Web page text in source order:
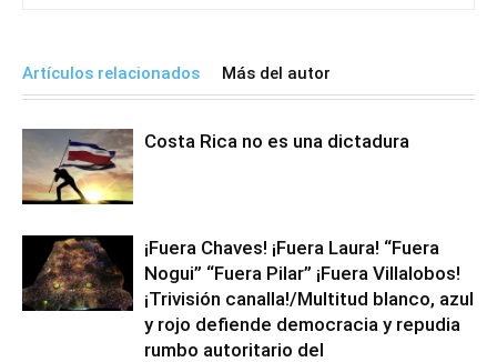
Artículos relacionados Más del autor
Costa Rica no es una dictadura
¡Fuera Chaves! ¡Fuera Laura! “Fuera
Nogui” “Fuera Pilar” ¡Fuera Villalobos!
¡Trivisión canalla!/Multitud blanco, azul
y rojo defiende democracia y repudia
rumbo autoritario del